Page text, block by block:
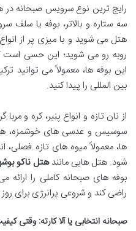
رایج ترین نوع سرویس صبحانه در
سه ستاره و بالاتر، بوفه یا سلف
هتل می شوید و با میزی پر از
روبه رو می شوید؛ این حسی است
این بوفه ها، معمولاً می توانید
بین المللی را پیدا کنید.
از نان تازه و انواع پنیر، کره و
سوسیس و عدسی های خوشمزه،
ها، معمولاً میوه های تازه فصلی،
شود. هتل هایی مانندهتل ناکو
بوفه های صبحانه کاملی را
راضی کند و شروعی پرانرژی برای
صبحانه انتخابی یا آلا کارته: وقتی